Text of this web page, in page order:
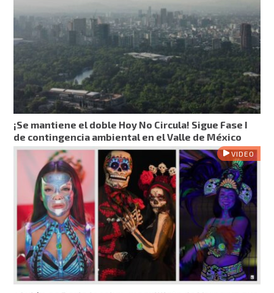
¡Se mantiene el doble Hoy No Circula! Sigue Fase I
de contingencia ambiental en el Valle de México
VIDEO